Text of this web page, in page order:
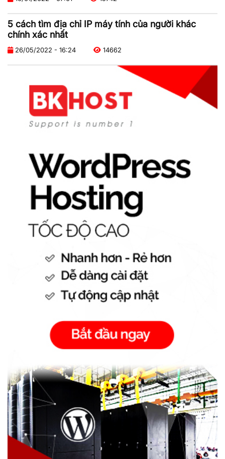
5 cách tìm địa chỉ IP máy tính của người khác
chính xác nhất
26/05/2022 - 16:24 14662